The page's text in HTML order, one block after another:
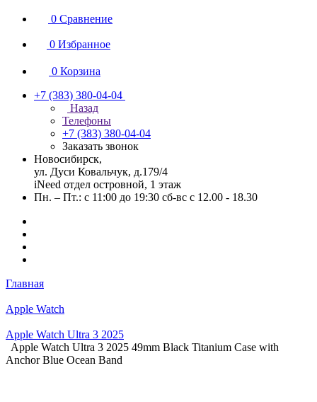
0 Сравнение
0 Избранное
0 Корзина
+7 (383) 380-04-04
Назад
Телефоны
+7 (383) 380-04-04
Заказать звонок
Новосибирск,
ул. Дуси Ковальчук, д.179/4
iNeed отдел островной, 1 этаж
Пн. – Пт.: с 11:00 до 19:30 сб-вс с 12.00 - 18.30
Главная
Apple Watch
Apple Watch Ultra 3 2025
Apple Watch Ultra 3 2025 49mm Black Titanium Case with
Anchor Blue Ocean Band